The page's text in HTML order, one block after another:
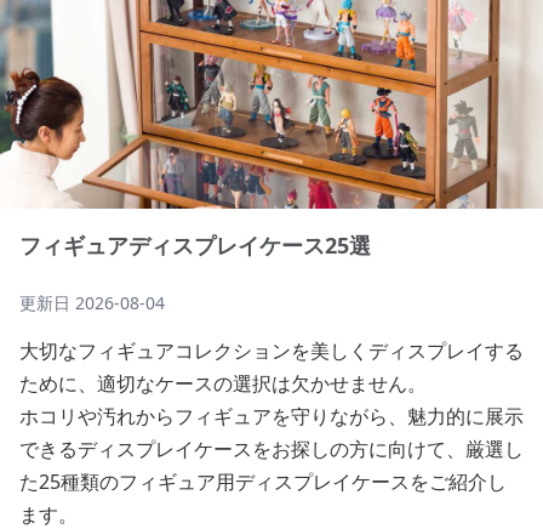
フィギュアディスプレイケース25選
更新日 2026-08-04
大切なフィギュアコレクションを美しくディスプレイする
ために、適切なケースの選択は欠かせません。
ホコリや汚れからフィギュアを守りながら、魅力的に展示
できるディスプレイケースをお探しの方に向けて、厳選し
た25種類のフィギュア用ディスプレイケースをご紹介し
ます。